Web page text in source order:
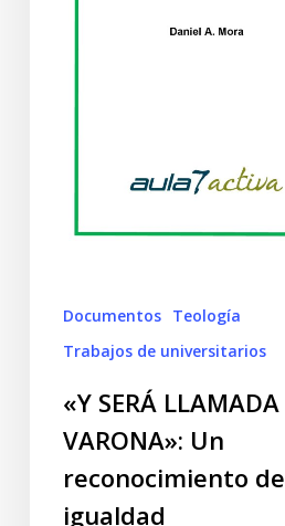
Documentos Teología
Trabajos de universitarios
«Y SERÁ LLAMADA
VARONA»: Un
reconocimiento de
igualdad